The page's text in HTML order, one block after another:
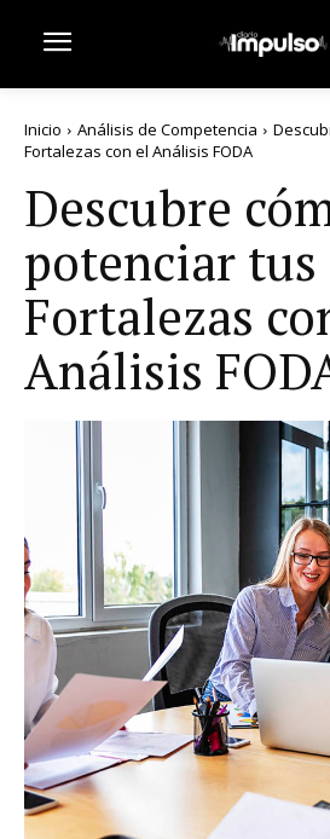
Inicio Análisis de Competencia
Fortalezas con el Análisis FODA
Descubre
potenciar tus
Fortalezas
Análisis